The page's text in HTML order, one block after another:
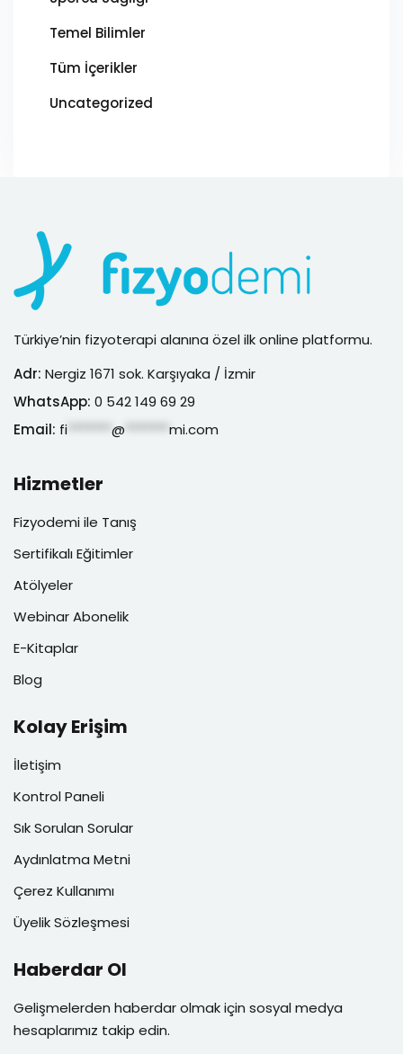
Temel Bilimler
Tüm İçerikler
Uncategorized
Türkiye’nin fizyoterapi alanına özel ilk online platformu.
Adr: Nergiz 1671 sok. Karşıyaka / İzmir
WhatsApp: 0 542 149 69 29
Email: fi @ mi.com
Hizmetler
Fizyodemi ile Tanış
Sertifikalı Eğitimler
Atölyeler
Webinar Abonelik
E-Kitaplar
Blog
Kolay Erişim
İletişim
Kontrol Paneli
Sık Sorulan Sorular
Aydınlatma Metni
Çerez Kullanımı
Üyelik Sözleşmesi
Haberdar Ol
Gelişmelerden haberdar olmak için sosyal medya
hesaplarımız takip edin.